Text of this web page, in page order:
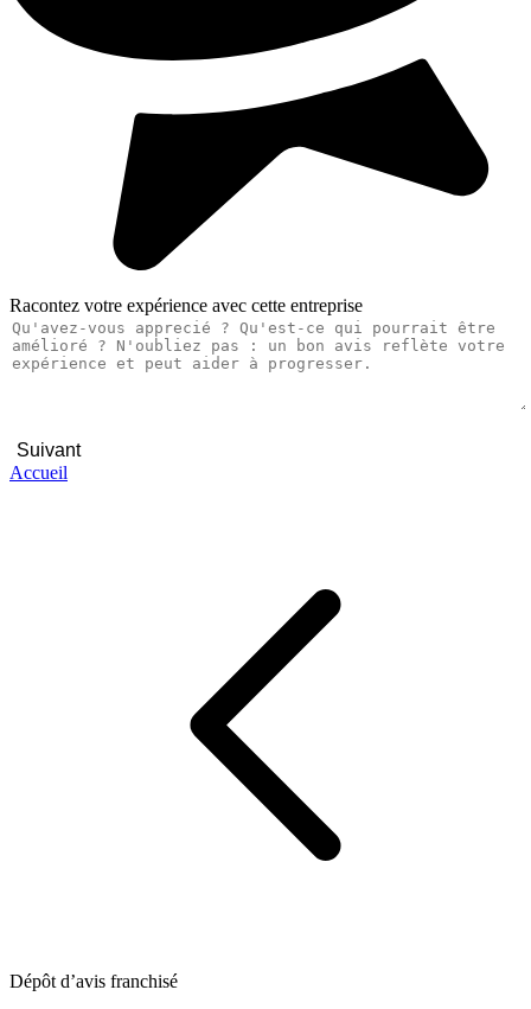
Racontez votre expérience avec cette entreprise
Suivant
Accueil
Dépôt d’avis franchisé